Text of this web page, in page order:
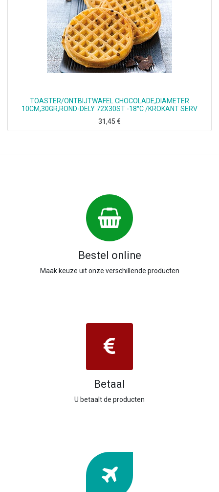
TOASTER/ONTBIJTWAFEL CHOCOLADE,DIAMETER
10CM,30GR,ROND-DELY 72X30ST -18°C /KROKANT SERV
31,45 €
Bestel online
Maak keuze uit onze verschillende producten
Betaal
U betaalt de producten